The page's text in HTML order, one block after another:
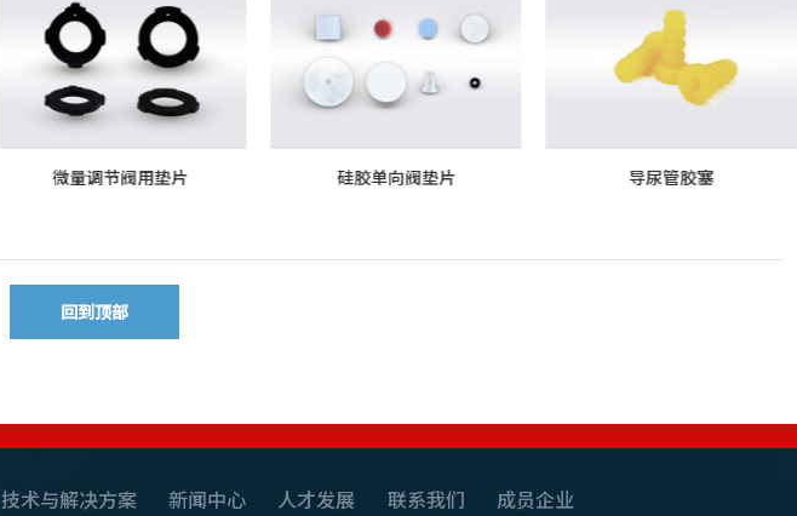
硅胶单向阀垫片 导尿管胶塞 单向阀
回到顶部
技术与解决方案 新闻中心 人才发展 联系我们 成员企业